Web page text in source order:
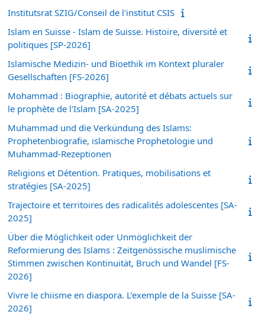
Institutsrat SZIG/Conseil de l'institut CSIS
Islam en Suisse - Islam de Suisse. Histoire, diversité et
politiques [SP-2026]
Islamische Medizin- und Bioethik im Kontext pluraler
Gesellschaften [FS-2026]
Mohammad : Biographie, autorité et débats actuels sur
le prophète de l'Islam [SA-2025]
Muhammad und die Verkündung des Islams:
Prophetenbiografie, islamische Prophetologie und
Muhammad-Rezeptionen
Religions et Détention. Pratiques, mobilisations et
stratégies [SA-2025]
Trajectoire et territoires des radicalités adolescentes [SA-
2025]
Über die Möglichkeit oder Unmöglichkeit der
Reformierung des Islams : Zeitgenössische muslimische
Stimmen zwischen Kontinuität, Bruch und Wandel [FS-
2026]
Vivre le chiisme en diaspora. L’exemple de la Suisse [SA-
2026]